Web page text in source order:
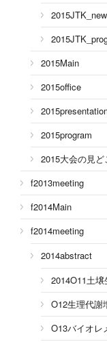
2015Main
2015office
2015program
2015大会の見ど
f2013meeting
f2014Main
f2014meeting
2014abstract
2014O11土
O12生理代謝
O13バイオレ